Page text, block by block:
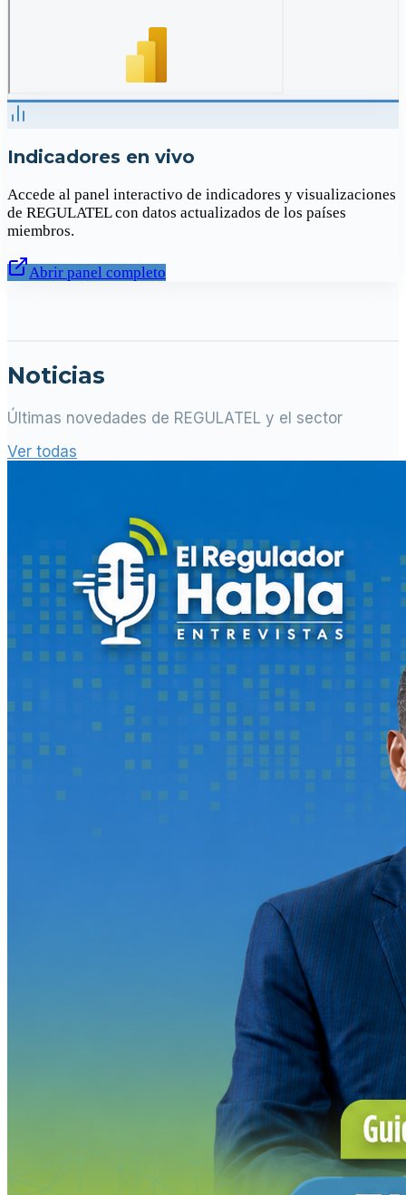
Indicadores en vivo
Accede al panel interactivo de indicadores y visualizaciones
de REGULATEL con datos actualizados de los países
miembros.
Abrir panel completo
Noticias
Últimas novedades de REGULATEL y el sector
Ver todas